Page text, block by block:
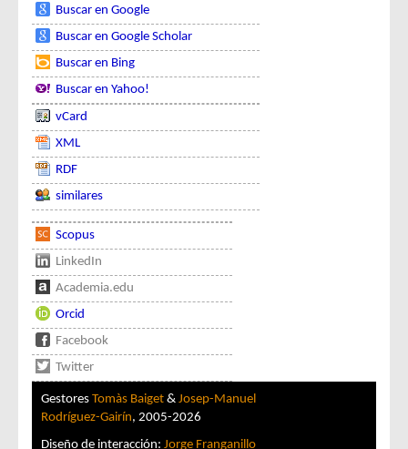
Buscar en Google
Buscar en Google Scholar
Buscar en Bing
Buscar en Yahoo!
vCard
XML
RDF
similares
Scopus
LinkedIn
Academia.edu
Orcid
Facebook
Twitter
Gestores Tomàs Baiget & Josep-Manuel
Rodríguez-Gairín, 2005-2026
Diseño de interacción: Jorge Franganillo